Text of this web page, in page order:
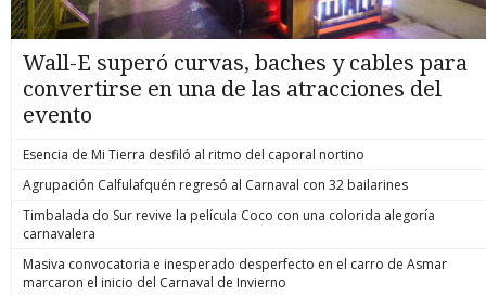
Wall-E superó curvas, baches y cables para
convertirse en una de las atracciones del
evento
Esencia de Mi Tierra desfiló al ritmo del caporal nortino
Agrupación Calfulafquén regresó al Carnaval con 32 bailarines
Timbalada do Sur revive la película Coco con una colorida alegoría
carnavalera
Masiva convocatoria e inesperado desperfecto en el carro de Asmar
marcaron el inicio del Carnaval de Invierno